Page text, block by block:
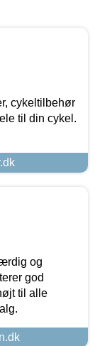
cykeltilbehør
til din cykel.
og
god
til alle